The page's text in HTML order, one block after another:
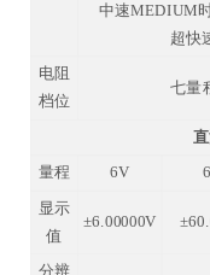
中速MEDIUM
超快
电阻
档位
七量
量程 6V
显示
值
±6.00000V